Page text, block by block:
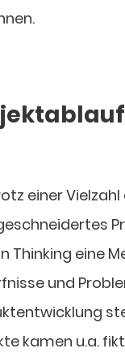
einer
Thinking eine
und
kamen u.a.